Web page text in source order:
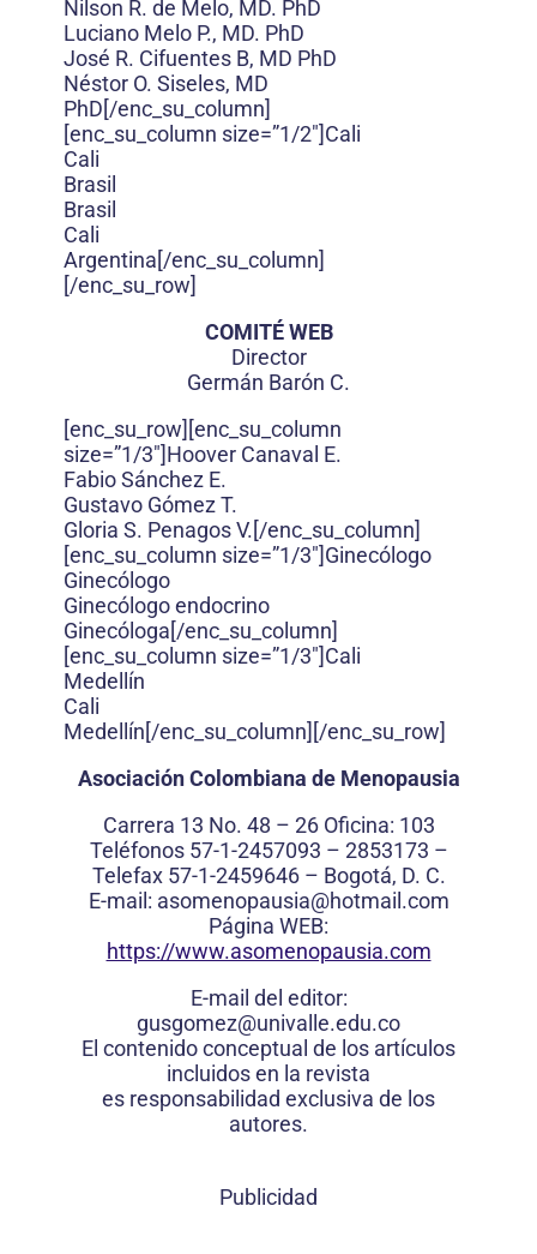
Nilson R. de Melo, MD. PhD
Luciano Melo P., MD. PhD
José R. Cifuentes B, MD PhD
Néstor O. Siseles, MD
PhD[/enc_su_column]
[enc_su_column size=”1/2″]Cali
Cali
Brasil
Brasil
Cali
Argentina[/enc_su_column]
[/enc_su_row]
COMITÉ WEB
Director
Germán Barón C.
[enc_su_row][enc_su_column
size=”1/3″]Hoover Canaval E.
Fabio Sánchez E.
Gustavo Gómez T.
Gloria S. Penagos V.[/enc_su_column]
[enc_su_column size=”1/3″]Ginecólogo
Ginecólogo
Ginecólogo endocrino
Ginecóloga[/enc_su_column]
[enc_su_column size=”1/3″]Cali
Medellín
Cali
Medellín[/enc_su_column][/enc_su_row]
Asociación Colombiana de Menopausia
Carrera 13 No. 48 – 26 Oficina: 103
Teléfonos 57-1-2457093 – 2853173 –
Telefax 57-1-2459646 – Bogotá, D. C.
E-mail: asomenopausia@hotmail.com
Página WEB:
https://www.asomenopausia.com
E-mail del editor:
gusgomez@univalle.edu.co
El contenido conceptual de los artículos
incluidos en la revista
es responsabilidad exclusiva de los
autores.
Publicidad